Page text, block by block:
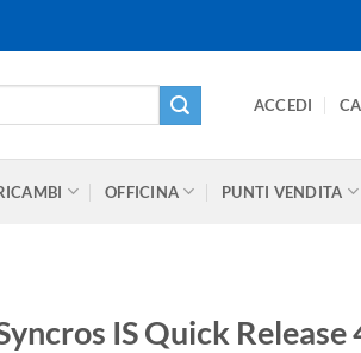
ACCEDI
OFFICINA PUNTI VENDITA
IS Quick Release